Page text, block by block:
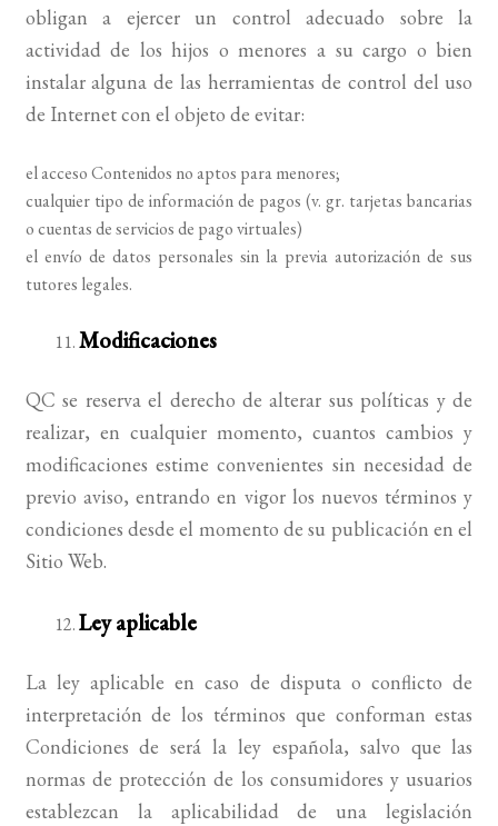
obligan a ejercer un control adecuado sobre la
actividad de los hijos o menores a su cargo o bien
instalar alguna de las herramientas de control del uso
de Internet con el objeto de evitar:
el acceso Contenidos no aptos para menores;
cualquier tipo de información de pagos (v. gr. tarjetas bancarias
o cuentas de servicios de pago virtuales)
el envío de datos personales sin la previa autorización de sus
tutores legales.
Modificaciones
QC se reserva el derecho de alterar sus políticas y de
realizar, en cualquier momento, cuantos cambios y
modificaciones estime convenientes sin necesidad de
previo aviso, entrando en vigor los nuevos términos y
condiciones desde el momento de su publicación en el
Sitio Web.
Ley aplicable
La ley aplicable en caso de disputa o conflicto de
interpretación de los términos que conforman estas
Condiciones de será la ley española, salvo que las
normas de protección de los consumidores y usuarios
establezcan la aplicabilidad de una legislación